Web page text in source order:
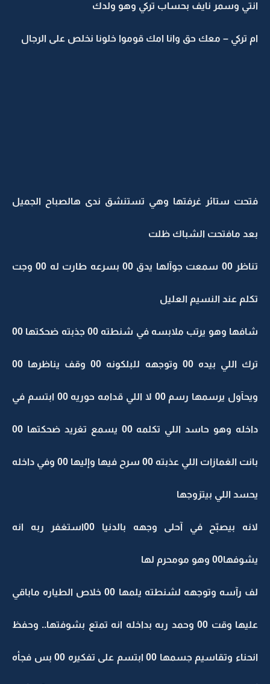
انتي وسمر نايف بحساب تركي وهو ولدك
ام تركي – معك حق وانا امك قوموا خلونا نخلص على الرجال
فتحت ستائر غرفتها وهي تستنشق ندى هالصباح الجميل
بعد مافتحت الشباك ظلت
تناظر 00 سمعت جوآلها يدق 00 بسرعه طارت له 00 وجت
تكلم عند النسيم العليل
شافها وهو يرتب ملابسه في شنطته 00 جذبته ضحكتها 00
ترك اللي بيده 00 وتوجهه للبلكونه 00 وقف يناظرها 00
ويحآول يرسمها رسم 00 لا اللي قدامه حوريه 00 ابتسم في
داخله وهو حاسد اللي تكلمه 00 يسمع تغريد ضحكتها 00
بانت الغمازات اللي عذبته 00 سرح فيها وإليها 00 وفي داخله
يحسد اللي بيتزوجها
لانه بيصبّح في آحلى وجهه بالدنيا 00استغفر ربه انه
يشوفها00 وهو مومحرم لها
لف رآسه وتوجهه لشنطته يلمها 00 خلاص الطياره ماباقي
عليها وقت 00 وحمد ربه بداخله انه تمتع بشوفتها.. وحفظ
انحناء وتقاسيم جسمها 00 ابتسم على تفكيره 00 بس فجأه